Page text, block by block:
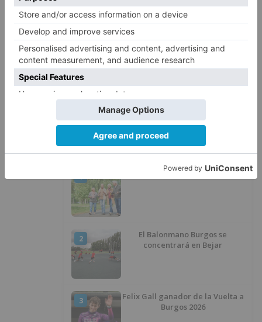
La provincia de Burgos celebra
el día de su patrón
La Guardia Civil desmonta la
desaparecer 3.256 euros
LO ÚLTIMO
1 Más ventajas con el carné 60 CYL
2
El Balonmano Burgos se
concentrará en Bejar
3
Felix Gall ganador de la Vuelta a
Burgos 2026